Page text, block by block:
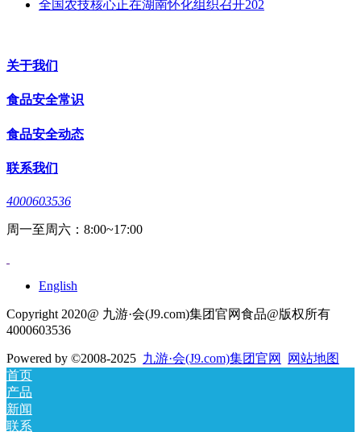
全国农技核心正在湖南怀化组织召开202
关于我们
食品安全常识
食品安全动态
联系我们
4000603536
周一至周六：8:00~17:00
English
Copyright 2020@ 九游·会(J9.com)集团官网食品@版权所有
4000603536
Powered by ©2008-2025 九游·会(J9.com)集团官网
网站地图
首页
产品
新闻
联系